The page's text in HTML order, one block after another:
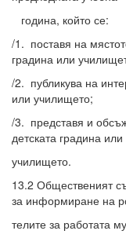
година, който се:
/1. поставя на
градина или
/2. публикува на
или училището;
/3. представя и
детската градина или
училището.
13.2 Общественият
за информиране на
телите за работата